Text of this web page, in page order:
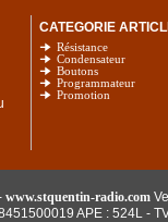
CATEGORIE
Résistance
Condensateur
Boutons
Programmateur
Promotion
www.stquentin-radio.com
APE : 524L -